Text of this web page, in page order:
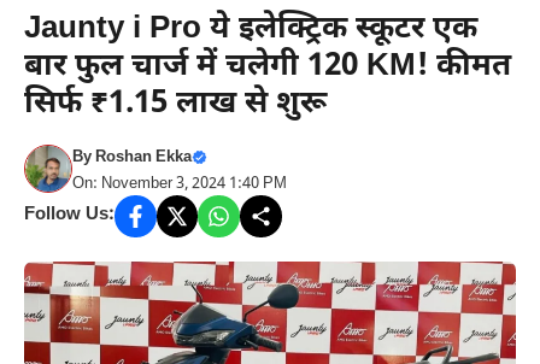
Jaunty i Pro ये इलेक्ट्रिक स्कूटर एक
बार फुल चार्ज में चलेगी 120 KM! कीमत
सिर्फ ₹1.15 लाख से शुरू
ByRoshan Ekka
On: November 3, 2024 1:40 PM
Follow Us: